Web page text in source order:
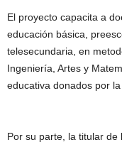
El proyecto capacita a
educación básica,
telesecundaria, en
Ingeniería, Artes y
educativa donados por
Por su parte, la titular